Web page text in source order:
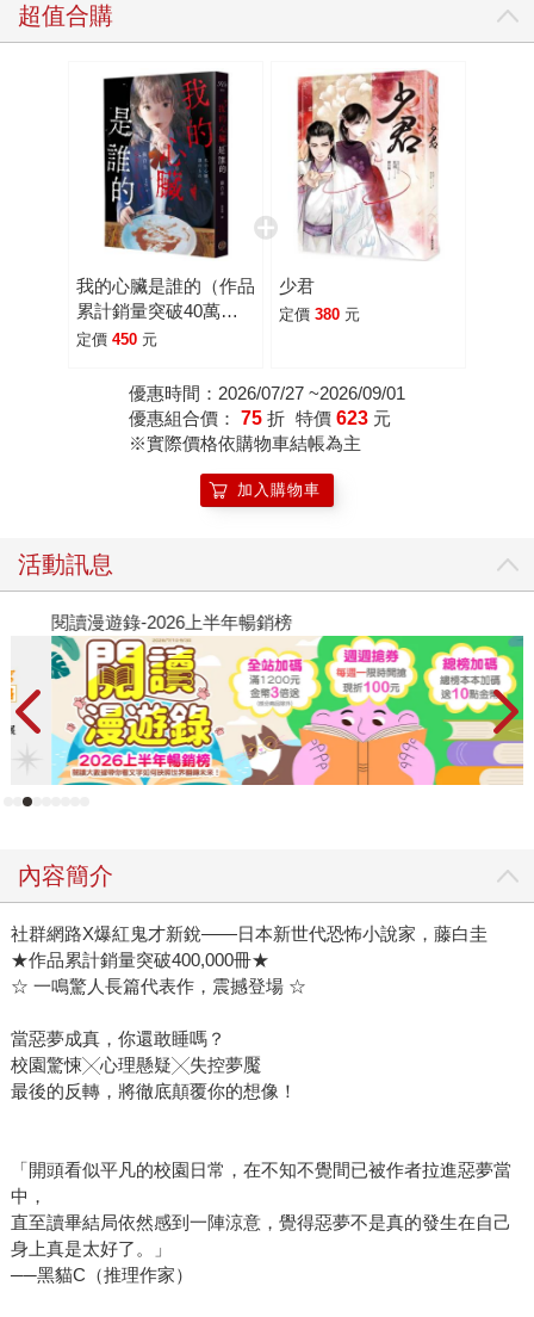
命案驚人吻合時，原本溫馨的群組逐漸變質成相互猜忌的修
羅場。凶手是不是就在這群人之中？還是有某種詛咒或是超
自然力量作祟，透過惡夢在暗中操控著他們的意識？ 除了
滿足恐怖小說迷期待的感官刺激之外，書中也觸及了現代社
群文化的陰暗面。當彩音僅僅只是因為一張照片而被全校群
起議論時，那種窒息感讓人聯想到日劇《三年A班》中壓抑的
校園霸凌氛圍。當流言開始擴散，人們下意識地選邊站，盲
目轉發，卻沒有人確認事實真假。一次看似隨意的分享，都
可能成為散布未經證實的資訊，甚至傷害他人隱私的推手。
在螢幕的另一端，人人都能輕易成為評論者與審判者，而真
相早已被流言掩埋。 不過，這裡沒有《三年A班》裡試圖
導正一切的教育者，只有彩音和奏這兩位高中生。當他們面
試圖解讀惡夢的意義，一邊拼湊零碎的線索，隨著故事進入
下半場，節奏不斷加速，最終推向一個會嚇得讀者措手不
後紛紛直呼：「真的有夠瘋，既恐怖又懸疑。」 如果你是
超值合購
我的心臟是誰的（作品
累計銷量突破40萬
冊！社群網路X爆紅鬼
新長篇作——校園驚悚
×心理懸疑×集體夢
定價 450 元
少君
定價 380 元
優惠時間：2026/07/27 ~2026/09/01
優惠組合價： 75 折 特價 623 元
※實際價格依購物車結帳為主
加入購物車
活動訊息
閱讀漫遊錄-2026上半年暢銷榜
內容簡介
社群網路X爆紅鬼才新銳——日本新世代恐怖小說家，藤白圭
★作品累計銷量突破400,000冊★
☆ 一鳴驚人長篇代表作，震撼登場 ☆
當惡夢成真，你還敢睡嗎？
校園驚悚╳心理懸疑╳失控夢魘
最後的反轉，將徹底顛覆你的想像！
「開頭看似平凡的校園日常，在不知不覺間已被作者拉進惡夢當
中，
直至讀畢結局依然感到一陣涼意，覺得惡夢不是真的發生在自己
身上真是太好了。」
──黑貓C（推理作家）